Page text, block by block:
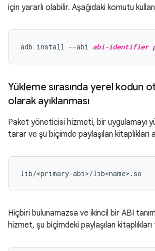
için yararlı olabilir. Aşağıdaki komutu
adb install --abi abi-identifier
Yükleme sırasında yerel kodun
olarak ayıklanması
Paket yöneticisi hizmeti, bir uygulamayı
tarar ve şu biçimde paylaşılan kitaplıkları
Hiçbiri bulunamazsa ve ikincil bir ABI
hizmet, şu biçimdeki paylaşılan